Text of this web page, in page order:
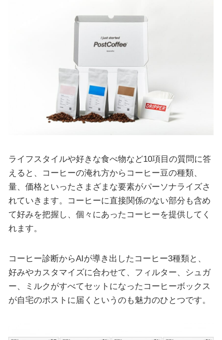
ライフスタイルや好きな食べ物など10項目の質問に答
えると、コーヒーの淹れ方からコーヒー豆の種類、
量、価格といったさまざまな要素がパーソナライズさ
れていきます。コーヒーに直接関係のない部分も含め
て好みを把握し、個々にあったコーヒーを提供してく
れます。
コーヒー診断からAIが導き出したコーヒー3種類と、
好みやカスタマイズに合わせて、フィルター、シュガ
ー、ミルクがすべてセットになったコーヒーボックス
が自宅のポストに届くというのも魅力のひとつです。